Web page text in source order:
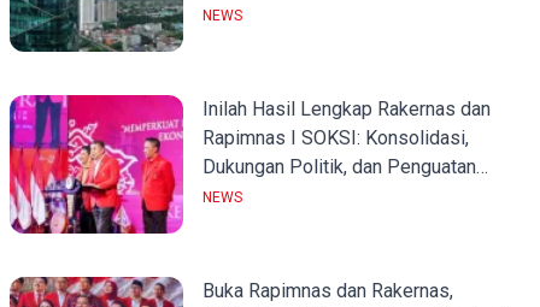
NEWS
Inilah Hasil Lengkap Rakernas dan
Rapimnas I SOKSI: Konsolidasi,
Dukungan Politik, dan Penguatan
Organisasi
NEWS
Buka Rapimnas dan Rakernas,